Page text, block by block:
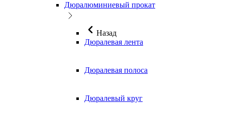
Дюралюминиевый прокат
Назад
Дюралевая лента
Дюралевая полоса
Дюралевый круг